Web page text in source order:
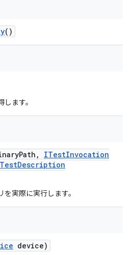
()
ます。
Path , ITestInvocation
TestDescription
実際に実行します。
device)